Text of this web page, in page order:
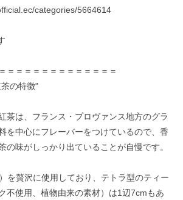
categories/5664614
＝＝＝＝＝＝＝＝＝＝＝＝＝
の特徴"
茶は、フランス・プロヴァンス地方のグラ
を中心にフレーバーをつけているので、香
の味がしっかり出ていることが自慢です。
を贅沢に使用しており、テトラ型のティー
不使用、植物由来の素材）は1辺7cmもあ